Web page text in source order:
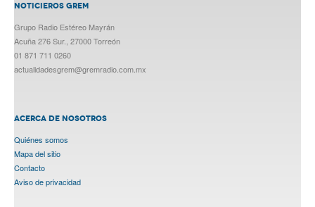
NOTICIEROS GREM
Grupo Radio Estéreo Mayrán
Acuña 276 Sur., 27000 Torreón
01 871 711 0260
actualidadesgrem@gremradio.com.mx
ACERCA DE NOSOTROS
Quiénes somos
Mapa del sitio
Contacto
Aviso de privacidad